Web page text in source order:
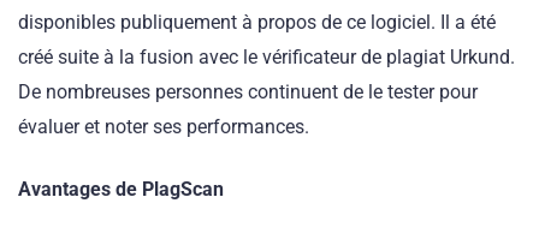
disponibles publiquement à propos de ce logiciel. Il a été
créé suite à la fusion avec le vérificateur de plagiat Urkund.
De nombreuses personnes continuent de le tester pour
évaluer et noter ses performances.
Avantages de PlagScan